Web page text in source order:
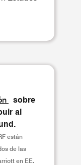
sobre
al
están
de las
en EE.